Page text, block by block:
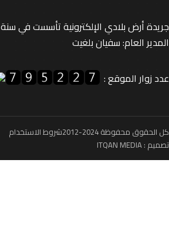
جريدة أرض بلادي الإلكترونية تأسست في سنة 2012
المدير العام: سفيان بلغيت
عدد زوار الموقع :
كل الحقوق محفوظة 2024-2012
شروط الاستخدام
تصميم :ITQAN MEDIA